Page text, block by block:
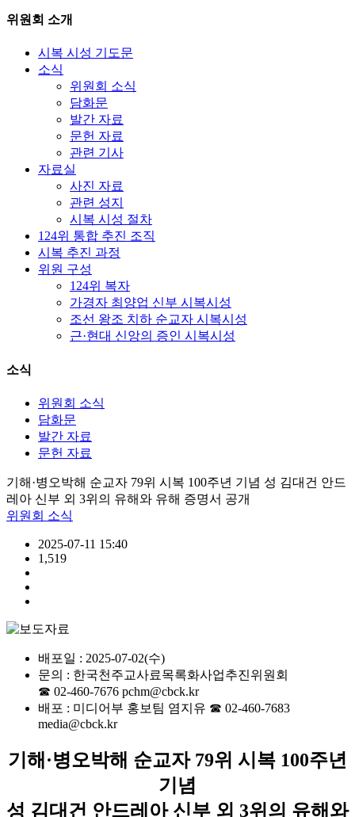
위원회 소개
시복 시성 기도문
소식
위원회 소식
담화문
발간 자료
문헌 자료
관련 기사
자료실
사진 자료
관련 성지
시복 시성 절차
124위 통합 추진 조직
시복 추진 과정
위원 구성
124위 복자
가경자 최양업 신부 시복시성
조선 왕조 치하 순교자 시복시성
근·현대 신앙의 증인 시복시성
소식
위원회 소식
담화문
발간 자료
문헌 자료
기해·병오박해 순교자 79위 시복 100주년 기념 성 김대건 안드
레아 신부 외 3위의 유해와 유해 증명서 공개
위원회 소식
2025-07-11 15:40
1,519
배포일 : 2025-07-02(수)
문의 : 한국천주교사료목록화사업추진위원회
☎ 02-460-7676 pchm@cbck.kr
배포 : 미디어부 홍보팀 염지유 ☎ 02-460-7683
media@cbck.kr
기해·병오박해 순교자 79위 시복 100주년
기념
성 김대건 안드레아 신부 외 3위의 유해와